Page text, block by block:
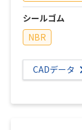
シールゴム
NBR
CADデータ